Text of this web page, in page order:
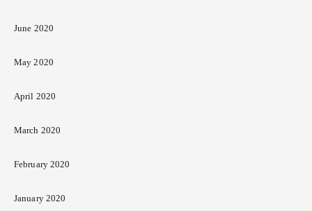
June 2020
May 2020
April 2020
March 2020
February 2020
January 2020